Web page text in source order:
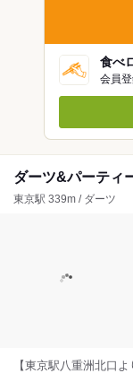
食べ
会員
ダーツ&パーティ
東京駅 339m / ダーツ
【東京駅八重洲北口